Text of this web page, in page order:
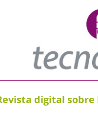
digital